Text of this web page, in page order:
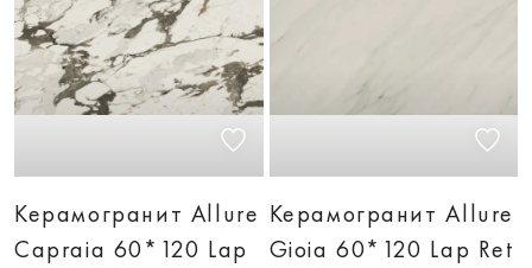
Керамогранит Allure
Capraia 60*120 Lap
Керамогранит Allure
Gioia 60*120 Lap Ret